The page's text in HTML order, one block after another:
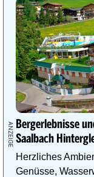
Bergerlebnisse
Saalbach
Herzliches
Genüsse,